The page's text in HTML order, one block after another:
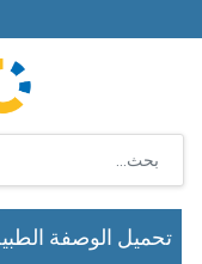
تحميل الوصفة
تحميل الوصفة